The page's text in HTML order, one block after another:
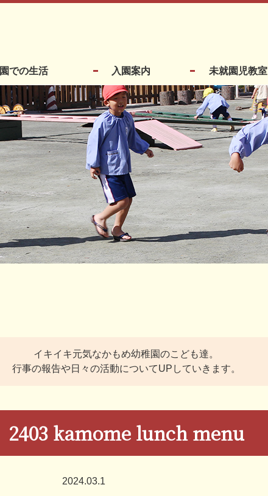
園での生活 入園案内 未就園児教室
イキイキ元気なかもめ幼稚園のこども達。
行事の報告や日々の活動についてUPしていきます。
2403 kamome lunch menu
2024.03.1